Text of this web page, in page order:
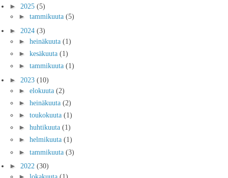
► 2025 (5)
► tammikuuta (5)
► 2024 (3)
► heinäkuuta (1)
► kesäkuuta (1)
► tammikuuta (1)
► 2023 (10)
► elokuuta (2)
► heinäkuuta (2)
► toukokuuta (1)
► huhtikuuta (1)
► helmikuuta (1)
► tammikuuta (3)
► 2022 (30)